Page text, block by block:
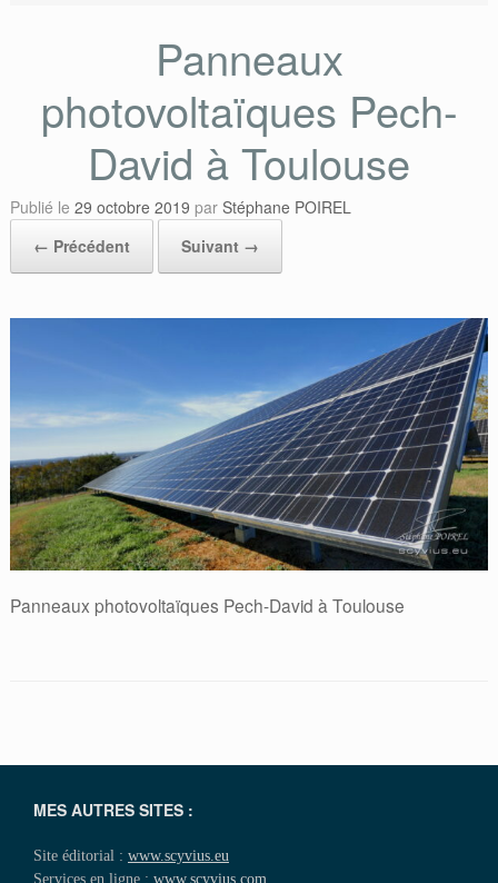
Panneaux
photovoltaïques Pech-
David à Toulouse
Publié le 29 octobre 2019 par Stéphane POIREL
← Précédent
Suivant →
Panneaux photovoltaïques Pech-David à Toulouse
MES AUTRES SITES :
Site éditorial : www.scyvius.eu
Services en ligne : www.scyvius.com